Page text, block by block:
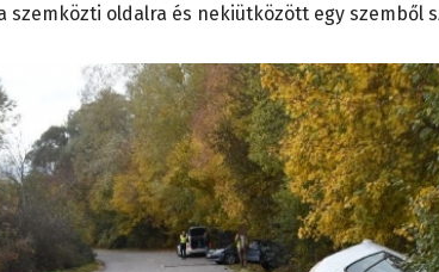
szemközti oldalra és nekiütközött egy szemből